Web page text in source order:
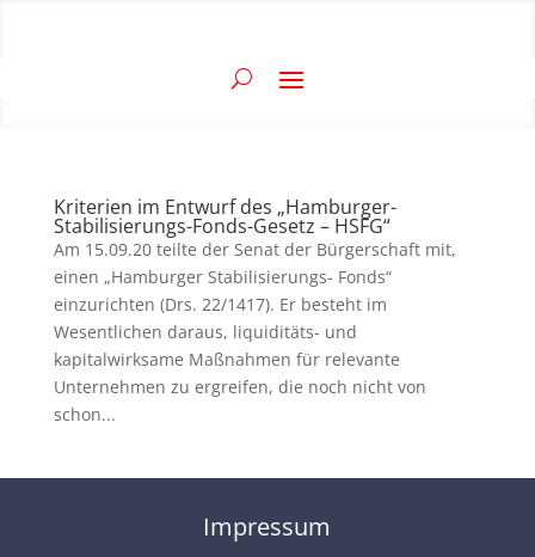
Kriterien im Entwurf des „Hamburger-
Stabilisierungs-Fonds-Gesetz – HSFG“
Am 15.09.20 teilte der Senat der Bürgerschaft mit,
einen „Hamburger Stabilisierungs- Fonds“
einzurichten (Drs. 22/1417). Er besteht im
Wesentlichen daraus, liquiditäts- und
kapitalwirksame Maßnahmen für relevante
Unternehmen zu ergreifen, die noch nicht von
schon...
Impressum